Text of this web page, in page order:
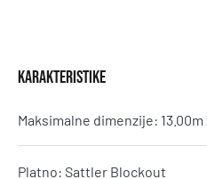
KARAKTERISTIKE
Maksimalne dimenzije: 13.00m
Platno: Sattler Blockout